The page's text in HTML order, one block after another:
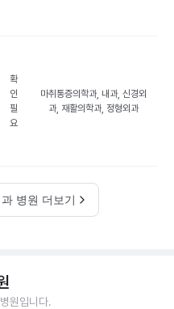
확
인
필
요
마취통증의학과, 내과, 신경외
과, 재활의학과, 정형외과
병원 더보기
원입니다.